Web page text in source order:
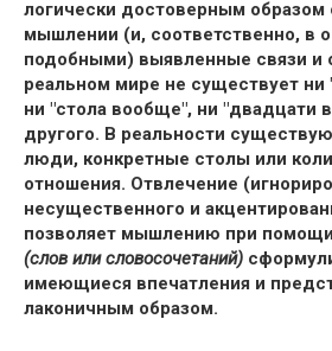
логически достоверным образом
мышлении (и, соответственно, в
подобными) выявленные связи и
реальном мире не существует ни
ни "стола вообще", ни "двадцати
другого. В реальности
люди, конкретные столы или
отношения. Отвлечение
несущественного и
позволяет мышлению при
(слов или словосочетаний)
имеющиеся впечатления и
лаконичным образом.